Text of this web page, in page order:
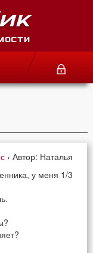
› Автор: Наталья
у меня 1/3